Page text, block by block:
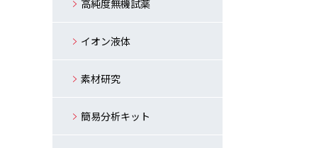
高純度無機試薬
イオン液体
素材研究
簡易分析キット